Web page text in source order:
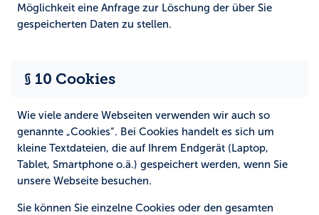
Möglichkeit eine Anfrage zur Löschung der über Sie
gespeicherten Daten zu stellen.
§ 10 Cookies
Wie viele andere Webseiten verwenden wir auch so
genannte „Cookies“. Bei Cookies handelt es sich um
kleine Textdateien, die auf Ihrem Endgerät (Laptop,
Tablet, Smartphone o.ä.) gespeichert werden, wenn Sie
unsere Webseite besuchen.
Sie können Sie einzelne Cookies oder den gesamten